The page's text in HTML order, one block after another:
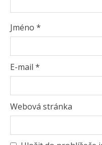
Jméno *
E-mail *
Webová stránka